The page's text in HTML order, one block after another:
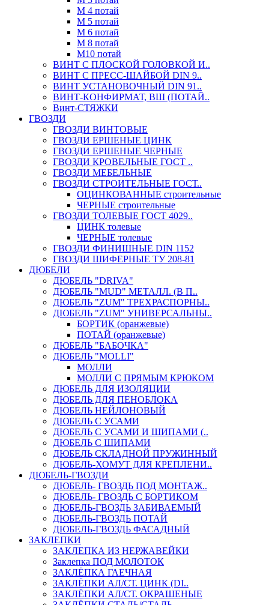
М 4 потай
М 5 потай
М 6 потай
М 8 потай
М10 потай
ВИНТ С ПЛОСКОЙ ГОЛОВКОЙ И..
ВИНТ С ПРЕСС-ШАЙБОЙ DIN 9..
ВИНТ УСТАНОВОЧНЫЙ DIN 91..
ВИНТ-КОНФИРМАТ, ВШ (ПОТАЙ..
Винт-СТЯЖКИ
ГВОЗДИ
ГВОЗДИ ВИНТОВЫЕ
ГВОЗДИ ЕРШЕНЫЕ ЦИНК
ГВОЗДИ ЕРШЕНЫЕ ЧЕРНЫЕ
ГВОЗДИ КРОВЕЛЬНЫЕ ГОСТ ..
ГВОЗДИ МЕБЕЛЬНЫЕ
ГВОЗДИ СТРОИТЕЛЬНЫЕ ГОСТ..
ОЦИНКОВАННЫЕ строительные
ЧЕРНЫЕ строительные
ГВОЗДИ ТОЛЕВЫЕ ГОСТ 4029..
ЦИНК толевые
ЧЕРНЫЕ толевые
ГВОЗДИ ФИНИШНЫЕ DIN 1152
ГВОЗДИ ШИФЕРНЫЕ ТУ 208-81
ДЮБЕЛИ
ДЮБЕЛЬ "DRIVA"
ДЮБЕЛЬ "MUD" МЕТАЛЛ. (В П..
ДЮБЕЛЬ "ZUM" ТРЕХРАСПОРНЫ..
ДЮБЕЛЬ "ZUM" УНИВЕРСАЛЬНЫ..
БОРТИК (оранжевые)
ПОТАЙ (оранжевые)
ДЮБЕЛЬ "БАБОЧКА"
ДЮБЕЛЬ "МOLLI"
МОЛЛИ
МОЛЛИ С ПРЯМЫМ КРЮКОМ
ДЮБЕЛЬ ДЛЯ ИЗОЛЯЦИИ
ДЮБЕЛЬ ДЛЯ ПЕНОБЛОКА
ДЮБЕЛЬ НЕЙЛОНОВЫЙ
ДЮБЕЛЬ С УСАМИ
ДЮБЕЛЬ С УСАМИ И ШИПАМИ (..
ДЮБЕЛЬ С ШИПАМИ
ДЮБЕЛЬ СКЛАДНОЙ ПРУЖИННЫЙ
ДЮБЕЛЬ-ХОМУТ ДЛЯ КРЕПЛЕНИ..
ДЮБЕЛЬ-ГВОЗДИ
ДЮБЕЛЬ- ГВОЗДЬ ПОД МОНТАЖ..
ДЮБЕЛЬ- ГВОЗДЬ С БОРТИКОМ
ДЮБЕЛЬ-ГВОЗДЬ ЗАБИВАЕМЫЙ
ДЮБЕЛЬ-ГВОЗДЬ ПОТАЙ
ДЮБЕЛЬ-ГВОЗДЬ ФАСАДНЫЙ
ЗАКЛЕПКИ
ЗАКЛЕПКА ИЗ НЕРЖАВЕЙКИ
Заклепка ПОД МОЛОТОК
ЗАКЛЁПКА ГАЕЧНАЯ
ЗАКЛЁПКИ АЛ/СТ. ЦИНК (DI..
ЗАКЛЁПКИ АЛ/СТ. ОКРАШЕНЫЕ